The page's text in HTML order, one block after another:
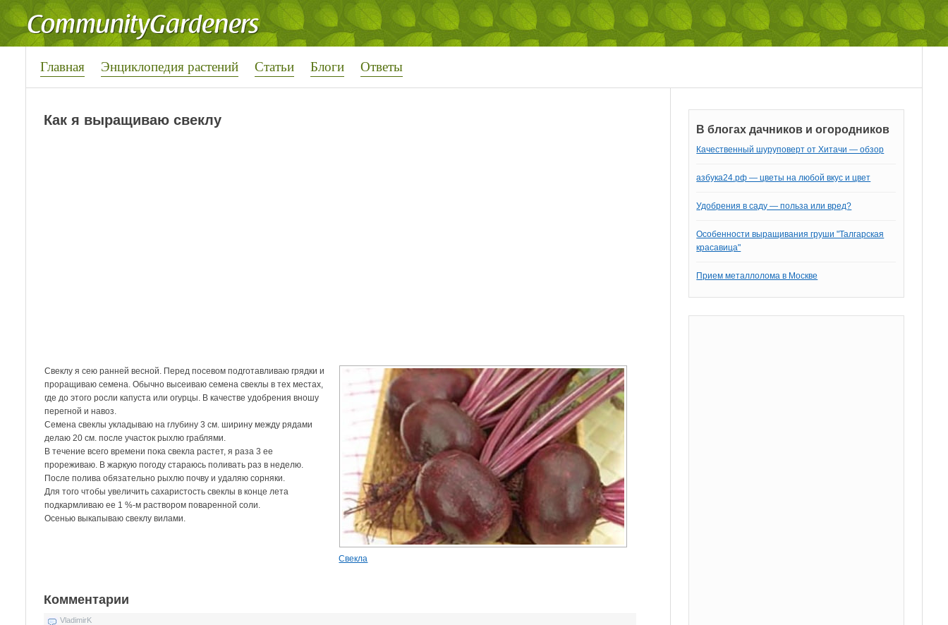
Главная Энциклопедия растений Статьи Блоги Ответы
Как я выращиваю свеклу
Свекла
Свеклу я сею ранней весной. Перед посевом подготавливаю грядки и
проращиваю семена. Обычно высеиваю семена свеклы в тех местах,
где до этого росли капуста или огурцы. В качестве удобрения вношу
перегной и навоз.
Семена свеклы укладываю на глубину 3 см. ширину между рядами
делаю 20 см. после участок рыхлю граблями.
В течение всего времени пока свекла растет, я раза 3 ее
прореживаю. В жаркую погоду стараюсь поливать раз в неделю.
После полива обязательно рыхлю почву и удаляю сорняки.
Для того чтобы увеличить сахаристость свеклы в конце лета
подкармливаю ее 1 %-м раствором поваренной соли.
Осенью выкапываю свеклу вилами.
Комментарии
VladimirK
В блогах дачников и огородников
Качественный шуруповерт от Хитачи — обзор
азбука24.рф — цветы на любой вкус и цвет
Удобрения в саду — польза или вред?
Особенности выращивания груши "Талгарская
красавица"
Прием металлолома в Москве